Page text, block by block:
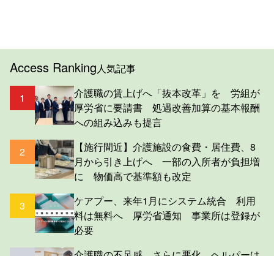
Access Ranking人気記事
1
介護職の賃上げへ「抜本改革」を 労組が
厚労省に要請書 処遇改善加算の基本報酬
への組み込みも提言
2
【施行間近】介護施設の食費・居住費、8
月から引き上げへ 一部の入所者が負担増
に 物価高で基準額も改定
3
ケアプー、来年1月にシステム統合 利用
料は無料へ 厚労省通知 事業所は登録が
必要